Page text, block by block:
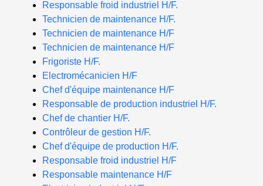
Responsable froid industriel H/F.
Technicien de maintenance H/F.
Technicien de maintenance H/F
Technicien de maintenance H/F
Frigoriste H/F.
Electromécanicien H/F
Chef d'équipe maintenance H/F
Responsable de production industriel H/F.
Chef de chantier H/F.
Contrôleur de gestion H/F.
Chef d'équipe de production H/F.
Responsable froid industriel H/F
Responsable maintenance H/F